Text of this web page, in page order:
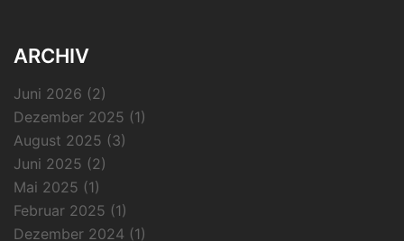
ARCHIV
Juni 2026 (2)
Dezember 2025 (1)
August 2025 (3)
Juni 2025 (2)
Mai 2025 (1)
Februar 2025 (1)
Dezember 2024 (1)